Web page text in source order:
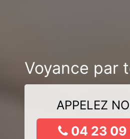
Voyance par
APPELEZ
04 23 09